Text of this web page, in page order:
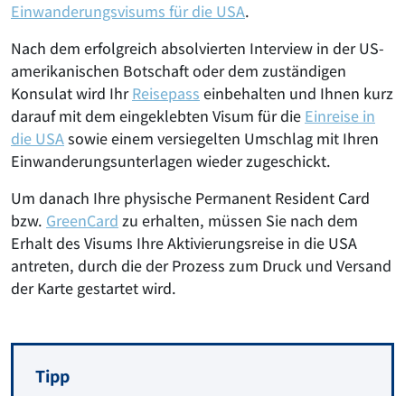
Einwanderungsvisums für die USA.
Nach dem erfolgreich absolvierten Interview in der US-
amerikanischen Botschaft oder dem zuständigen
Konsulat wird IhrReisepass einbehalten und Ihnen kurz
darauf mit dem eingeklebten Visum für die Einreise in
die USAsowie einem versiegelten Umschlag mit Ihren
Einwanderungsunterlagen wieder zugeschickt.
Um danach Ihre physische Permanent Resident Card
bzw. GreenCard zu erhalten, müssen Sie nach dem
Erhalt des Visums Ihre Aktivierungsreise in die USA
antreten, durch die der Prozess zum Druck und Versand
der Karte gestartet wird.
Tipp